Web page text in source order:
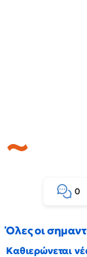
0
Όλες οι
Καθιερώνεται